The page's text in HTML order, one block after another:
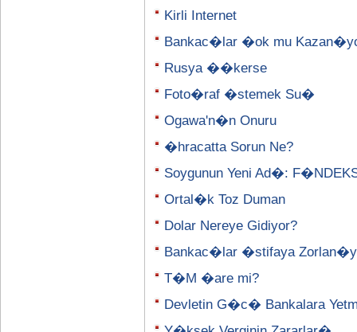
Kirli Internet
Bankac�lar �ok mu
Rusya ��kerse
Foto�raf �stemek Su�
Ogawa'n�n Onuru
�hracatta Sorun Ne?
Soygunun Yeni Ad�:
Ortal�k Toz Duman
Dolar Nereye Gidiyor?
Bankac�lar �stifaya
T�M �are mi?
Devletin G�c� Bankalara